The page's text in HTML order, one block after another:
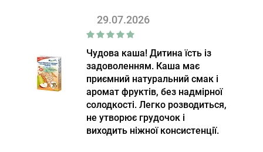
29.07.2026
Чудова каша! Дитина їсть із
задоволенням. Каша має
приємний натуральний смак і
аромат фруктів, без надмірної
солодкості. Легко розводиться,
не утворює грудочок і
виходить ніжної консистенції.